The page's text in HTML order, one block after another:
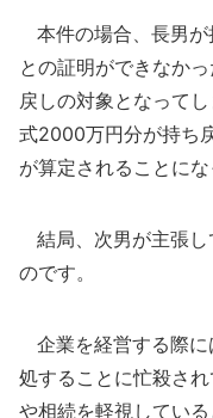
本件の場合、長男が
との証明ができなか
戻しの対象となって
式2000万円分が持ち
が算定されることにな
結局、次男が主張し
のです。
企業を経営する際に
処することに忙殺さ
や相続を軽視してい